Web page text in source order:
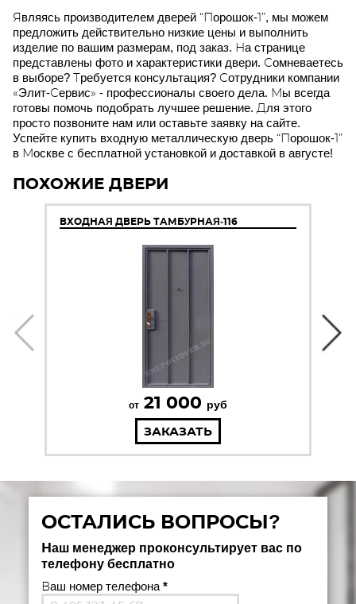
Являясь производителем дверей “Порошок-1”, мы можем
предложить действительно низкие цены и выполнить
изделие по вашим размерам, под заказ. На странице
представлены фото и характеристики двери. Сомневаетесь
в выборе? Требуется консультация? Сотрудники компании
«Элит-Сервис» - профессионалы своего дела. Мы всегда
готовы помочь подобрать лучшее решение. Для этого
просто позвоните нам или оставьте заявку на сайте.
Успейте купить входную металлическую дверь “Порошок-1”
в Москве с бесплатной установкой и доставкой в августе!
ПОХОЖИЕ ДВЕРИ
ВХОДНАЯ ДВЕРЬ ТАМБУРНАЯ-116
от 21 000 руб
ЗАКАЗАТЬ
ОСТАЛИСЬ ВОПРОСЫ?
Наш менеджер проконсультирует вас по
телефону бесплатно
Ваш номер телефона *